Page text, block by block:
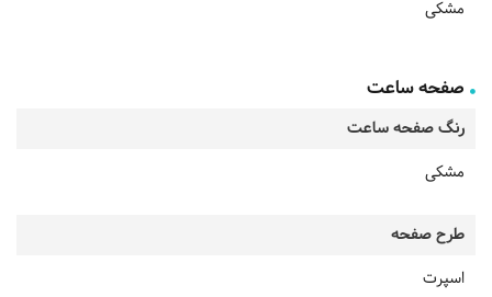
مشکی
صفحه ساعت
رنگ صفحه ساعت
مشکی
طرح صفحه
اسپرت